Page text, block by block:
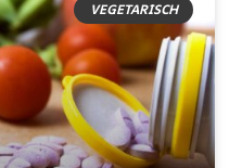
VEGETARISCH